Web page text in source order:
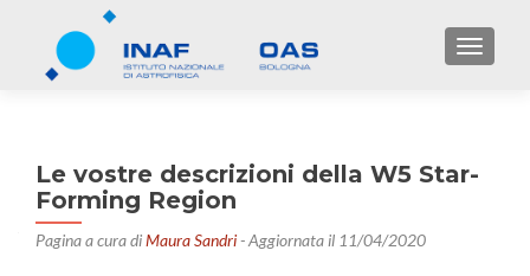
Le vostre descrizioni della W5 Star-
Forming Region
Pagina a cura diMaura Sandri- Aggiornata il 11/04/2020